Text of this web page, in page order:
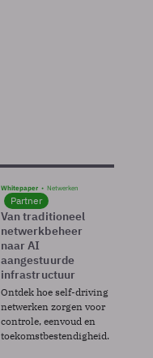
Whitepaper Netwerken
Partner
Van traditioneel
netwerkbeheer
naar AI
aangestuurde
infrastructuur
Ontdek hoe self-driving
netwerken zorgen voor
controle, eenvoud en
toekomstbestendigheid.